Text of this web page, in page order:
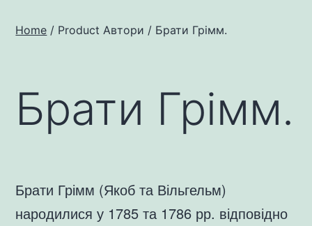
Home / Product Автори / Брати Грімм.
Брати Грімм.
Брати Грімм (Якоб та Вільгельм)
народилися у 1785 та 1786 рр. відповідно